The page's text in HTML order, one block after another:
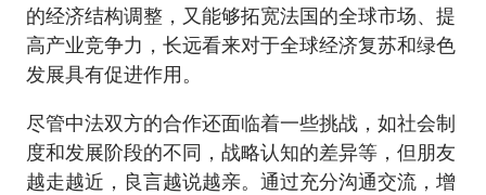
的经济结构调整，又能够拓宽法国的全球市场、提
高产业竞争力，长远看来对于全球经济复苏和绿色
发展具有促进作用。
尽管中法双方的合作还面临着一些挑战，如社会制
度和发展阶段的不同，战略认知的差异等，但朋友
越走越近，良言越说越亲。通过充分沟通交流，增